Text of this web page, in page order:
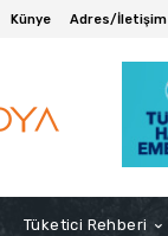
Künye Adres/İletişim
Tüketici Rehberi